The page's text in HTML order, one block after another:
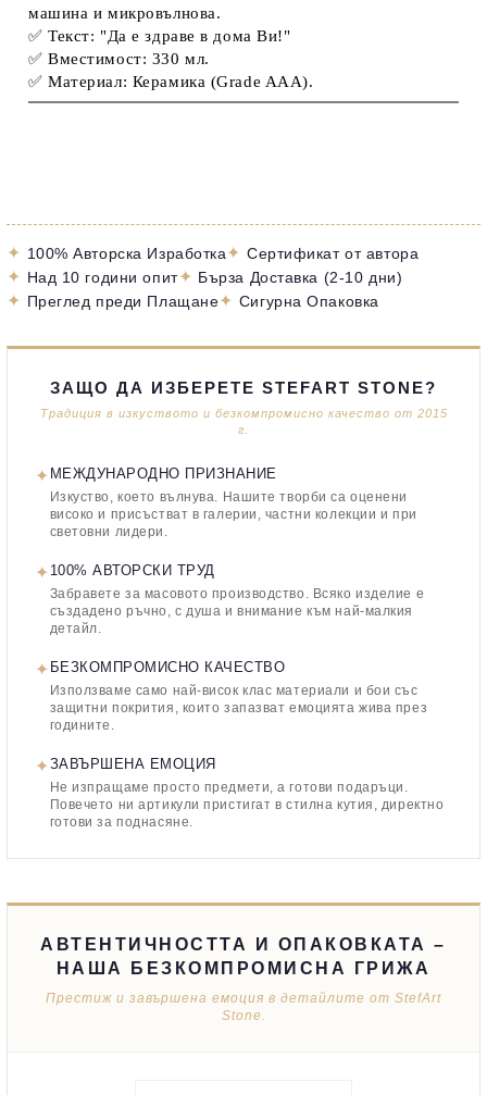
машина и микровълнова.
✅ Текст: "Да е здраве в дома Ви!"
✅ Вместимост: 330 мл.
✅ Материал: Керамика (Grade AAA).
✦ 100% Авторска Изработка✦ Сертификат от автора
✦ Над 10 години опит✦ Бърза Доставка (2-10 дни)
✦ Преглед преди Плащане✦ Сигурна Опаковка
ЗАЩО ДА ИЗБЕРЕТЕ STEFART STONE?
Традиция в изкуството и безкомпромисно качество от 2015
г.
✦ МЕЖДУНАРОДНО ПРИЗНАНИЕ
Изкуство, което вълнува. Нашите творби са оценени
високо и присъстват в галерии, частни колекции и при
световни лидери.
✦ 100% АВТОРСКИ ТРУД
Забравете за масовото производство. Всяко изделие е
създадено ръчно, с душа и внимание към най-малкия
детайл.
✦ БЕЗКОМПРОМИСНО КАЧЕСТВО
Използваме само най-висок клас материали и бои със
защитни покрития, които запазват емоцията жива през
годините.
✦ЗАВЪРШЕНА ЕМОЦИЯ
Не изпращаме просто предмети, а готови подаръци.
Повечето ни артикули пристигат в стилна кутия, директно
готови за поднасяне.
АВТЕНТИЧНОСТТА И ОПАКОВКАТА –
НАША БЕЗКОМПРОМИСНА ГРИЖА
Престиж и завършена емоция в детайлите от StefArt
Stone.